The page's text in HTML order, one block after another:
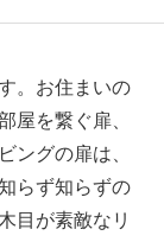
。お住まいの
屋を繋ぐ扉、
ングの扉は、
らず知らずの
目が素敵なリ